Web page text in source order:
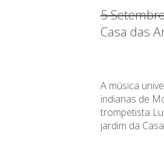
5
Casa das
A música
indianas de
trompetista
jardim da